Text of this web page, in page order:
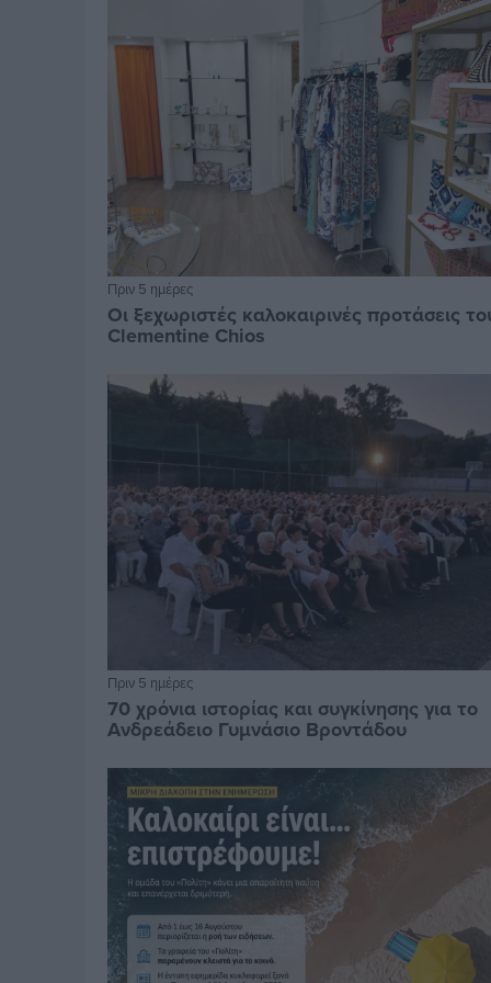
Πριν 5 ημέρες
Οι ξεχωριστές καλοκαιρινές προτάσεις
Clementine Chios
Πριν 5 ημέρες
70 χρόνια ιστορίας και συγκίνησης για το
Ανδρεάδειο Γυμνάσιο Βροντάδου